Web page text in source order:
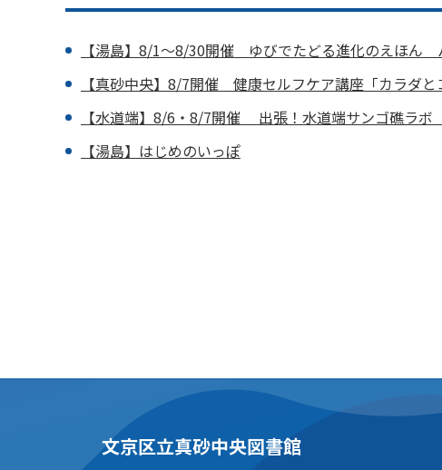
【湯島】8/1～8/30開催 ゆびでたどる進化のえほん
【真砂中央】8/7開催 健康セルフケア講座「カラダと
【水道端】8/6・8/7開催 出張！水道端サンゴ礁ラボ
【湯島】はじめのいっぽ
文京区立真砂中央図書館